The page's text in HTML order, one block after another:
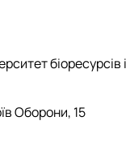
біоресурсів і
Оборони, 15